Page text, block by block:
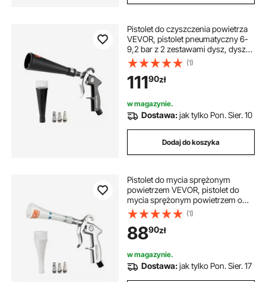
Pistolet do czyszczenia powietrza
VEVOR, pistolet pneumatyczny 6-
9,2 bar z 2 zestawami dysz, dysza
obrotowa 360° do dokładnego
czyszczenia, pistolet
wysokociśnieniowy, kompatybilny
ze sprężarką powietrza 1/4 NPT
(1)
11190zł
w magazynie.
Dostawa:jak tylko Pon. Sier. 10
Dodaj do koszyka
Pistolet do mycia sprężonym
powietrzem VEVOR, pistolet do
mycia sprężonym powietrzem o
ciśnieniu 6-9,2 bara z 2 zestawami
dysz, dysza obrotowa 360° do
dokładnego czyszczenia, pistolet
do mycia samochodów,
kompatybilny ze sprężarką
powietrza 1/4 NPT
(1)
8890zł
w magazynie.
Dostawa:jak tylko Pon. Sier. 17